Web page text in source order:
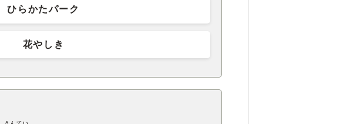
ひらかたパーク
花やしき